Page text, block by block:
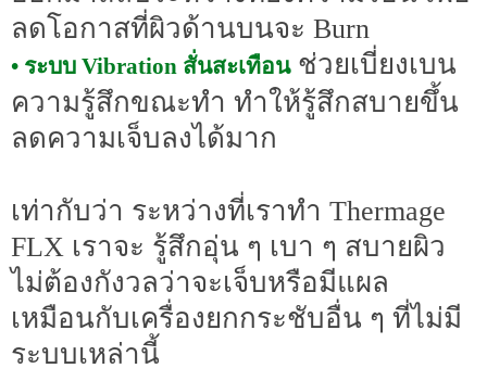
ลดโอกาสที่ผิวด้านบนจะ Burn
• ระบบ Vibration สั่นสะเทือนช่วยเบี่ยงเบน
ความรู้สึกขณะทำ ทำให้รู้สึกสบายขึ้น
ลดความเจ็บลงได้มาก
เท่ากับว่า ระหว่างที่เราทำ Thermage
FLX เราจะ รู้สึกอุ่น ๆ เบา ๆ สบายผิว
ไม่ต้องกังวลว่าจะเจ็บหรือมีแผล
เหมือนกับเครื่องยกกระชับอื่น ๆ ที่ไม่มี
ระบบเหล่านี้